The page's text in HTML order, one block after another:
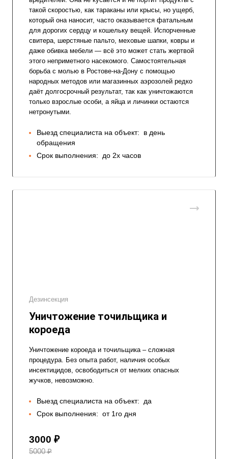
такой скоростью, как тараканы или крысы, но ущерб,
который она наносит, часто оказывается фатальным
для дорогих сердцу и кошельку вещей. Испорченные
свитера, шерстяные пальто, меховые шапки, ковры и
даже обивка мебели — всё это может стать жертвой
этого неприметного насекомого. Самостоятельная
борьба с молью в Ростове-на-Дону с помощью
народных методов или магазинных аэрозолей редко
даёт долгосрочный результат, так как уничтожаются
только взрослые особи, а яйца и личинки остаются
нетронутыми.
Выезд специалиста на объект:
в день
обращения
Срок выполнения:
до 2х часов
Дезинсекция
Уничтожение точильщика и
короеда
Уничтожение короеда и точильщика – сложная
процедура. Без опыта работ, наличия особых
инсектицидов, освободиться от мелких опасных
жучков, невозможно.
Выезд специалиста на объект:
да
Срок выполнения: от 1го дня
3000 ₽
5000 ₽